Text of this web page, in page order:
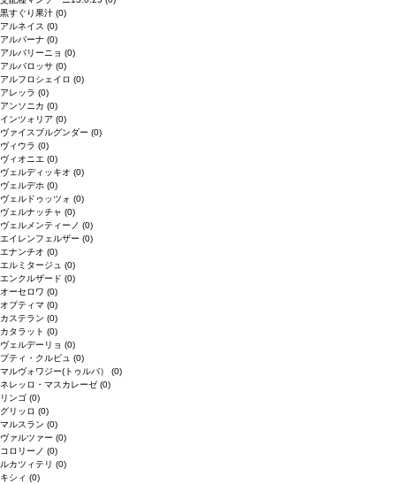
黒すぐり果汁 (0)
アルネイス (0)
アルバーナ (0)
アルバリーニョ (0)
アルバロッサ (0)
アルフロシェイロ (0)
アレッラ (0)
アンソニカ (0)
インツォリア (0)
ヴァイスブルグンダー (0)
ヴィウラ (0)
ヴィオニエ (0)
ヴェルディッキオ (0)
ヴェルデホ (0)
ヴェルドゥッツォ (0)
ヴェルナッチャ (0)
ヴェルメンティーノ (0)
エイレンフェルザー (0)
エナンチオ (0)
エルミタージュ (0)
エンクルザード (0)
オーセロワ (0)
オプティマ (0)
カステラン (0)
カタラット (0)
ヴェルデーリョ (0)
プティ・クルビュ (0)
マルヴォワジー(トゥルバ） (0)
ネレッロ・マスカレーゼ (0)
リンゴ (0)
グリッロ (0)
マルスラン (0)
ヴァルツァー (0)
コロリーノ (0)
ルカツィテリ (0)
キシィ (0)